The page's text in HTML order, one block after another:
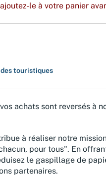
le à votre panier
touristiques
achats sont reversés à
à réaliser notre
pour tous". En
le gaspillage de
partenaires.